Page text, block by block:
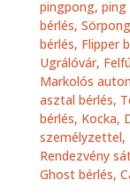
pingpong,
bérlés,
bérlés, Flipper
Ugrálóvár,
Markolós
asztal bérlés,
bérlés, Kocka,
személyzettel,
Rendezvény
Ghost bérlés,